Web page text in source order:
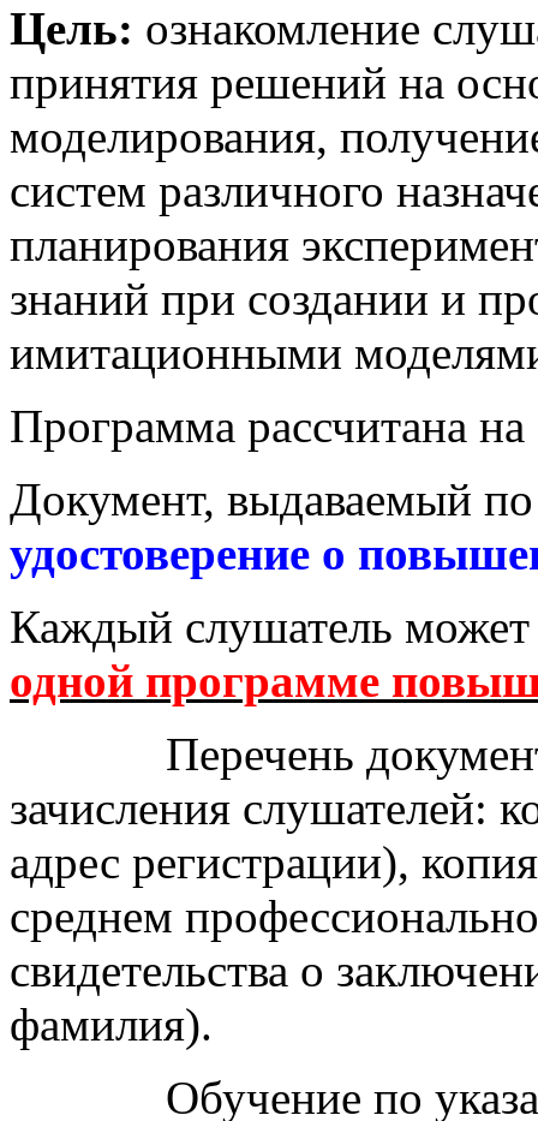
Цель: ознакомление
принятия решений на
моделирования,
систем различного
планирования
знаний при создании и
имитационными
Программа рассчитана на
Документ, выдаваемый
удостоверение о
Каждый слушатель
одной программе
Перечень
зачисления слушателей:
адрес регистрации),
среднем
свидетельства о
фамилия).
Обучение по